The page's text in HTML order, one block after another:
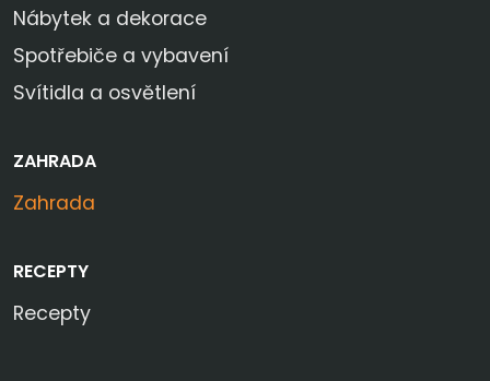
Nábytek a dekorace
Spotřebiče a vybavení
Svítidla a osvětlení
ZAHRADA
Zahrada
RECEPTY
Recepty